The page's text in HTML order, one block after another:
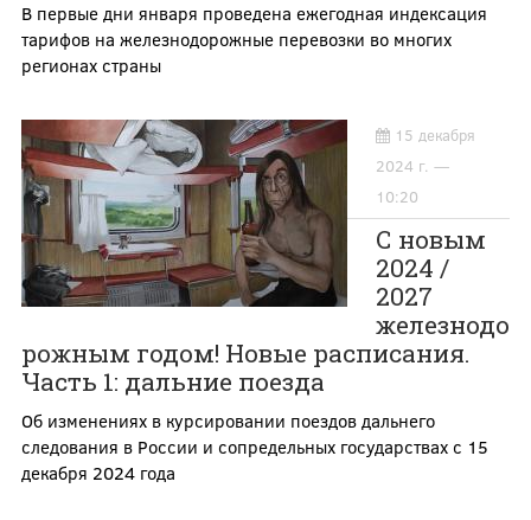
В первые дни января проведена ежегодная индексация
тарифов на железнодорожные перевозки во многих
регионах страны
15 декабря
2024 г. —
10:20
С новым
2024 /
2027
железнодо
рожным годом! Новые расписания.
Часть 1: дальние поезда
Об изменениях в курсировании поездов дальнего
следования в России и сопредельных государствах с 15
декабря 2024 года